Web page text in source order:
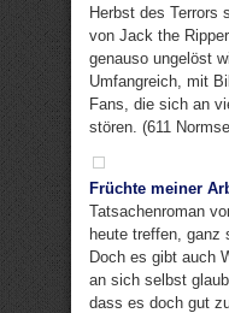
Herbst des Terrors
von Jack the
genauso ungelöst
Umfangreich, mit
Fans, die sich an
stören. (611
Früchte meiner
Tatsachenroman
heute treffen, ganz
Doch es gibt auch
an sich selbst
dass es doch gut